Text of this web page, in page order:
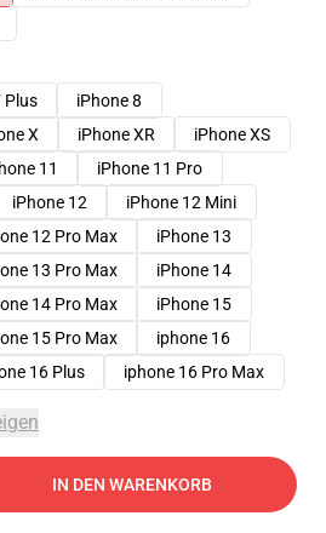
Plus
iPhone 8
X iPhone XR
iPhone XS
11
iPhone 11 Pro
iPhone 12
iPhone 12 Mini
12 Pro Max
iPhone 13
13 Pro Max
iPhone 14
14 Pro Max
iPhone 15
15 Pro Max
iphone 16
16 Plus iphone 16 Pro Max
IN DEN WARENKORB